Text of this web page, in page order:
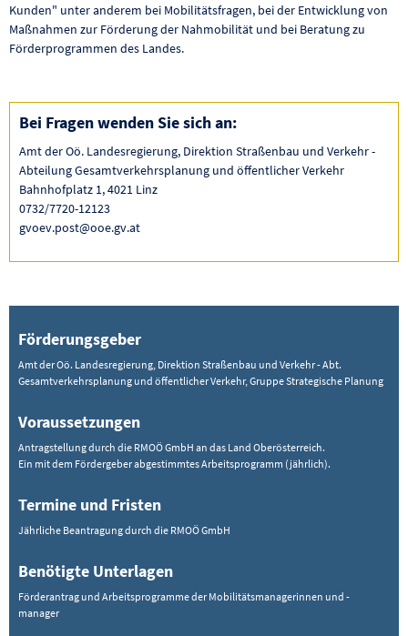
Kunden" unter anderem bei Mobilitätsfragen, bei der Entwicklung von
Maßnahmen zur Förderung der Nahmobilität und bei Beratung zu
Förderprogrammen des Landes.
Bei Fragen wenden Sie sich an:
Amt der Oö. Landesregierung, Direktion Straßenbau und Verkehr -
Abteilung Gesamtverkehrsplanung und öffentlicher Verkehr
Bahnhofplatz 1, 4021 Linz
0732/7720-12123
gvoev.post@ooe.gv.at
Förderungsgeber
Amt der Oö. Landesregierung, Direktion Straßenbau und Verkehr - Abt.
Gesamtverkehrsplanung und öffentlicher Verkehr, Gruppe Strategische Planung
Voraussetzungen
Antragstellung durch die RMOÖ GmbH an das Land Oberösterreich.
Ein mit dem Fördergeber abgestimmtes Arbeitsprogramm (jährlich).
Termine und Fristen
Jährliche Beantragung durch die RMOÖ GmbH
Benötigte Unterlagen
Förderantrag und Arbeitsprogramme der Mobilitätsmanagerinnen und -
manager